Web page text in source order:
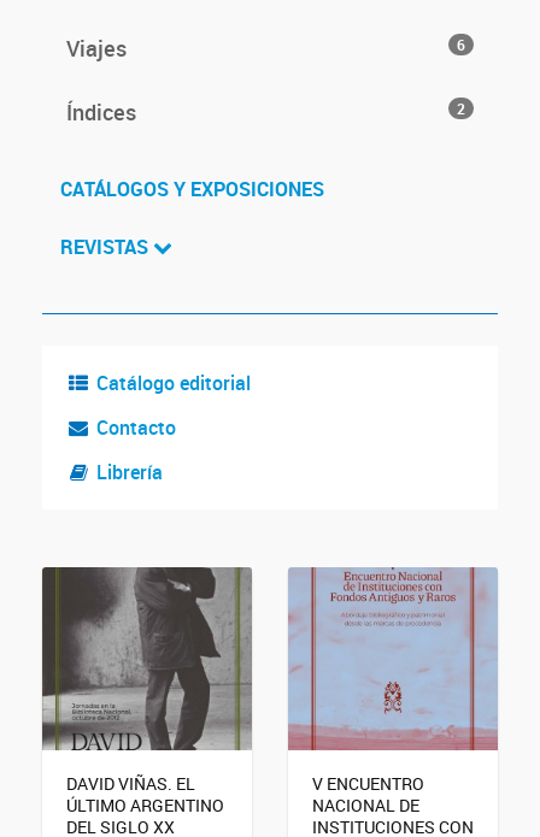
Viajes 6
Índices 2
CATÁLOGOS Y EXPOSICIONES
REVISTAS
Catálogo editorial
Contacto
Librería
DAVID VIÑAS. EL
ÚLTIMO ARGENTINO
DEL SIGLO XX
V ENCUENTRO
NACIONAL DE
INSTITUCIONES CON